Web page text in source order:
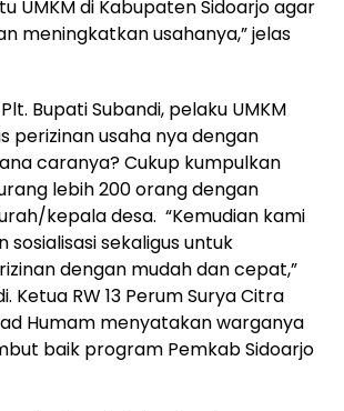
UMKM di Kabupaten Sidoarjo agar
meningkatkan usahanya,” jelas
Bupati Subandi, pelaku UMKM
perizinan usaha nya dengan
caranya? Cukup kumpulkan
lebih 200 orang dengan
kepala desa. “Kemudian kami
sosialisasi sekaligus untuk
dengan mudah dan cepat,”
Ketua RW 13 Perum Surya Citra
Humam menyatakan warganya
baik program Pemkab Sidoarjo